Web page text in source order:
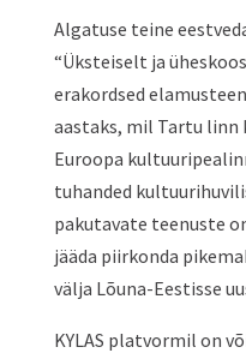
Algatuse teine
“Üksteiselt ja
erakordsed
aastaks, mil Tartu linn
Euroopa
tuhanded
pakutavate teenuste
jääda piirkonda
välja Lõuna-Eestisse
KYLAS platvormil on